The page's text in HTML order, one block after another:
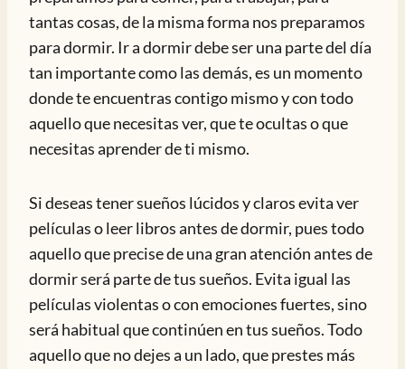
tantas cosas, de la misma forma nos preparamos
para dormir. Ir a dormir debe ser una parte del día
tan importante como las demás, es un momento
donde te encuentras contigo mismo y con todo
aquello que necesitas ver, que te ocultas o que
necesitas aprender de ti mismo.
Si deseas tener sueños lúcidos y claros evita ver
películas o leer libros antes de dormir, pues todo
aquello que precise de una gran atención antes de
dormir será parte de tus sueños. Evita igual las
películas violentas o con emociones fuertes, sino
será habitual que continúen en tus sueños. Todo
aquello que no dejes a un lado, que prestes más